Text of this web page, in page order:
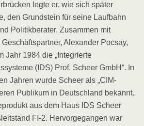
legte er, wie sich später
den Grundstein für seine Laufbahn
Politikberater. Zusammen mit
Alexander Pocsay,
Jahr 1984 die „Integrierte
(IDS) Prof. Scheer GmbH“. In
Jahren wurde Scheer als „CIM-
Publikum in Deutschland bekannt.
aus dem Haus IDS Scheer
FI-2. Hervorgegangen war